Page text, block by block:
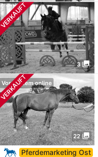
3 photo_library
22 photo_library
Vor Kurzem online
Pferdemarketing Ost